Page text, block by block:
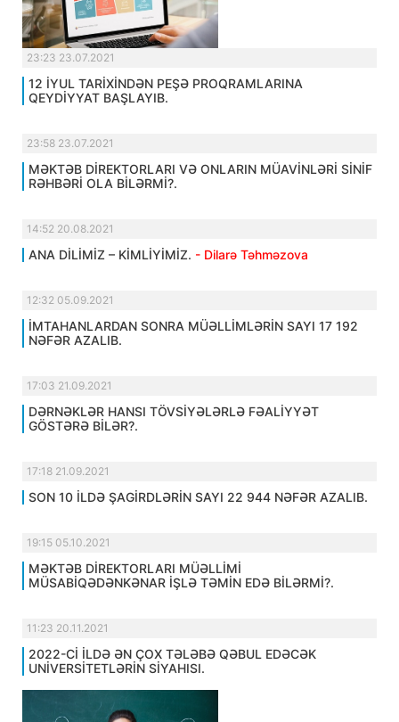
23:23 23.07.2021
12 İYUL TARİXİNDƏN PEŞƏ PROQRAMLARINA
QEYDİYYAT BAŞLAYIB.
23:58 23.07.2021
MƏKTƏB DİREKTORLARI VƏ ONLARIN MÜAVİNLƏRİ SİNİF
RƏHBƏRİ OLA BİLƏRMİ?.
14:52 20.08.2021
ANA DİLİMİZ – KİMLİYİMİZ. - Dilarə Təhməzova
12:32 05.09.2021
İMTAHANLARDAN SONRA MÜƏLLİMLƏRİN SAYI 17 192
NƏFƏR AZALIB.
17:03 21.09.2021
DƏRNƏKLƏR HANSI TÖVSİYƏLƏRLƏ FƏALİYYƏT
GÖSTƏRƏ BİLƏR?.
17:18 21.09.2021
SON 10 İLDƏ ŞAGİRDLƏRİN SAYI 22 944 NƏFƏR AZALIB.
19:15 05.10.2021
MƏKTƏB DİREKTORLARI MÜƏLLİMİ
MÜSABİQƏDƏNKƏNAR İŞLƏ TƏMİN EDƏ BİLƏRMİ?.
11:23 20.11.2021
2022-Cİ İLDƏ ƏN ÇOX TƏLƏBƏ QƏBUL EDƏCƏK
UNİVERSİTETLƏRİN SİYAHISI.